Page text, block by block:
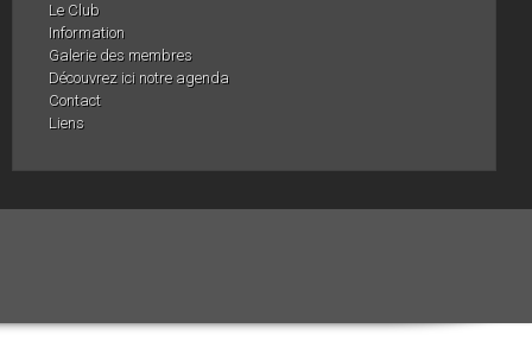
Le Club
Information
Galerie des membres
Découvrez ici notre agenda
Contact
Liens